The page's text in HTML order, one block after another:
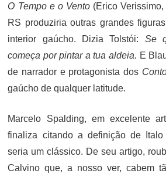
O Tempo e o Vento(Erico Verissimo,
RS produziria outras grandes
interior gaúcho. Dizia Tolstói: Se
começa por pintar a tua aldeia. E
de narrador e protagonista dos
gaúcho de qualquer latitude.
Marcelo Spalding, em excelente
finaliza citando a definição de
seria um clássico. De seu artigo,
Calvino que, a nosso ver, cabem